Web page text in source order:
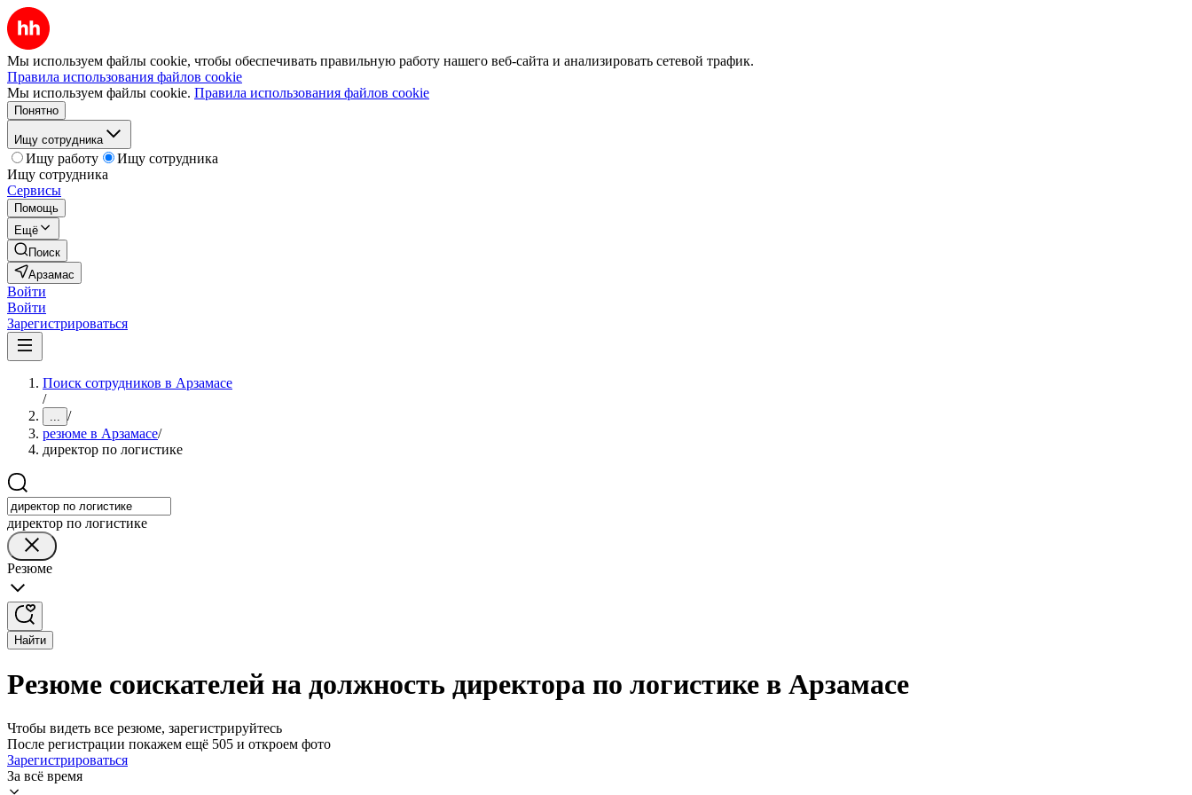
Мы используем файлы cookie, чтобы обеспечивать правильную работу нашего веб-сайта и анализировать сетевой трафик.
Правила использования файлов cookie
Мы используем файлы cookie. Правила использования файлов cookie
Понятно
Ищу сотрудника
Ищу работу
Ищу сотрудника
Ищу сотрудника
Сервисы
Помощь
Ещё
Поиск
Арзамас
Войти
Войти
Зарегистрироваться
Поиск сотрудников в Арзамасе
/
... /
резюме в Арзамасе/
директор по логистике
директор по логистике
Резюме
Найти
Резюме соискателей на должность директора по логистике в Арзамасе
Чтобы видеть все резюме, зарегистрируйтесь
После регистрации покажем ещё 505 и откроем фото
Зарегистрироваться
За всё время